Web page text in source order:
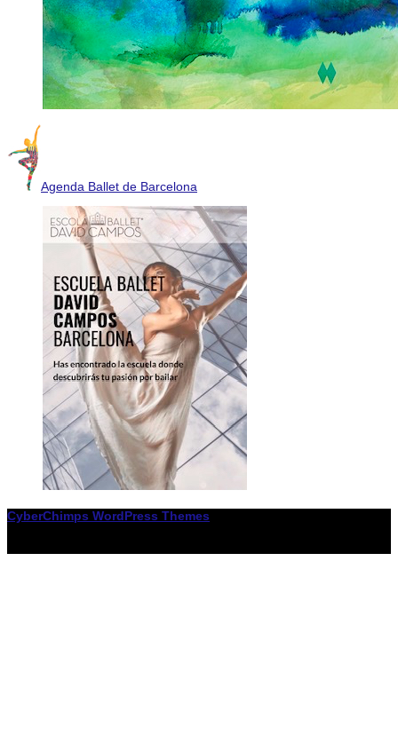
Agenda Ballet de Barcelona
CyberChimps WordPress Themes